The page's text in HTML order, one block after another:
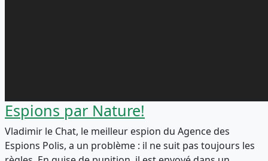
Espions par Nature!
Vladimir le Chat, le meilleur espion du Agence des
Espions Polis, a un problème : il ne suit pas toujours les